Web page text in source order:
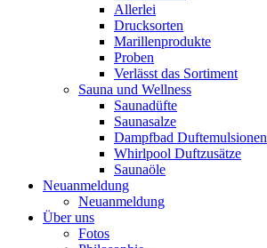
Allerlei
Drucksorten
Marillenprodukte
Proben
Verlässt das Sortiment
Sauna und Wellness
Saunadüfte
Saunasalze
Dampfbad Duftemulsionen
Whirlpool Duftzusätze
Saunaöle
Neuanmeldung
Neuanmeldung
Über uns
Fotos